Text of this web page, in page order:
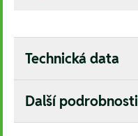
Technická data
Další podrobnosti